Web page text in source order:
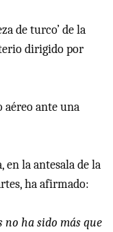
de turco’ de la
dirigido por
ante una
en la antesala de la
ha afirmado:
no ha sido más que